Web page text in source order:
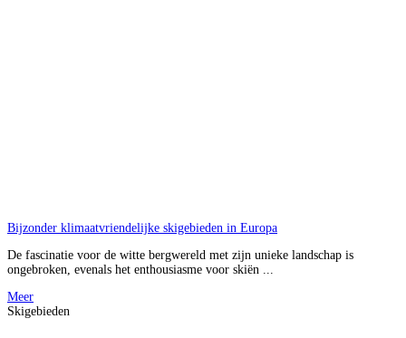
Bijzonder klimaatvriendelijke skigebieden in Europa
De fascinatie voor de witte bergwereld met zijn unieke landschap is
ongebroken, evenals het enthousiasme voor skiën ...
Meer
Skigebieden